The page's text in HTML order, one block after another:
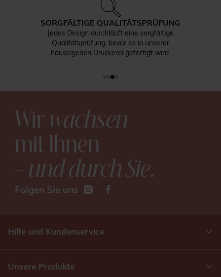
SORGFÄLTIGE QUALITÄTSPRÜFUNG
Jedes Design durchläuft eine sorgfältige
Qualitätsprüfung, bevor es in unserer
hauseigenen Druckerei gefertigt wird.
Wirwachsen
mit Ihnen
– und durch Sie.
Folgen Sie uns
Hilfe und Kundenservice
Unsere Produkte